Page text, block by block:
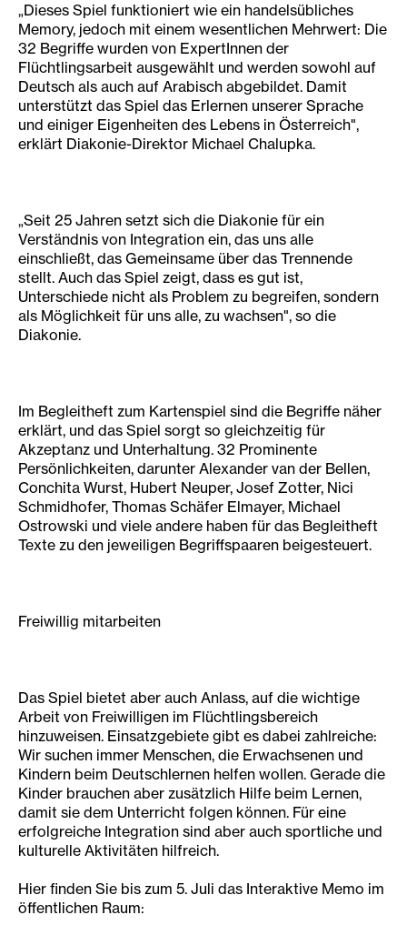
„Dieses Spiel funktioniert wie ein handelsübliches
Memory, jedoch mit einem wesentlichen Mehrwert: Die
32 Begriffe wurden von ExpertInnen der
Flüchtlingsarbeit ausgewählt und werden sowohl auf
Deutsch als auch auf Arabisch abgebildet. Damit
unterstützt das Spiel das Erlernen unserer Sprache
und einiger Eigenheiten des Lebens in Österreich",
erklärt Diakonie-Direktor Michael Chalupka.
„Seit 25 Jahren setzt sich die Diakonie für ein
Verständnis von Integration ein, das uns alle
einschließt, das Gemeinsame über das Trennende
stellt. Auch das Spiel zeigt, dass es gut ist,
Unterschiede nicht als Problem zu begreifen, sondern
als Möglichkeit für uns alle, zu wachsen", so die
Diakonie.
Im Begleitheft zum Kartenspiel sind die Begriffe näher
erklärt, und das Spiel sorgt so gleichzeitig für
Akzeptanz und Unterhaltung. 32 Prominente
Persönlichkeiten, darunter Alexander van der Bellen,
Conchita Wurst, Hubert Neuper, Josef Zotter, Nici
Schmidhofer, Thomas Schäfer Elmayer, Michael
Ostrowski und viele andere haben für das Begleitheft
Texte zu den jeweiligen Begriffspaaren beigesteuert.
Freiwillig mitarbeiten
Das Spiel bietet aber auch Anlass, auf die wichtige
Arbeit von Freiwilligen im Flüchtlingsbereich
hinzuweisen. Einsatzgebiete gibt es dabei zahlreiche:
Wir suchen immer Menschen, die Erwachsenen und
Kindern beim Deutschlernen helfen wollen. Gerade die
Kinder brauchen aber zusätzlich Hilfe beim Lernen,
damit sie dem Unterricht folgen können. Für eine
erfolgreiche Integration sind aber auch sportliche und
kulturelle Aktivitäten hilfreich.
Hier finden Sie bis zum 5. Juli das Interaktive Memo im
öffentlichen Raum: